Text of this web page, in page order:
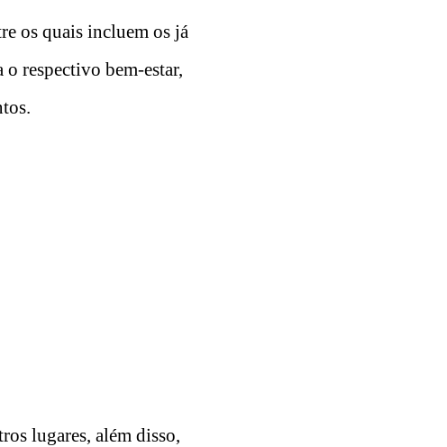
os quais incluem os já
respectivo bem-estar,
lugares, além disso,